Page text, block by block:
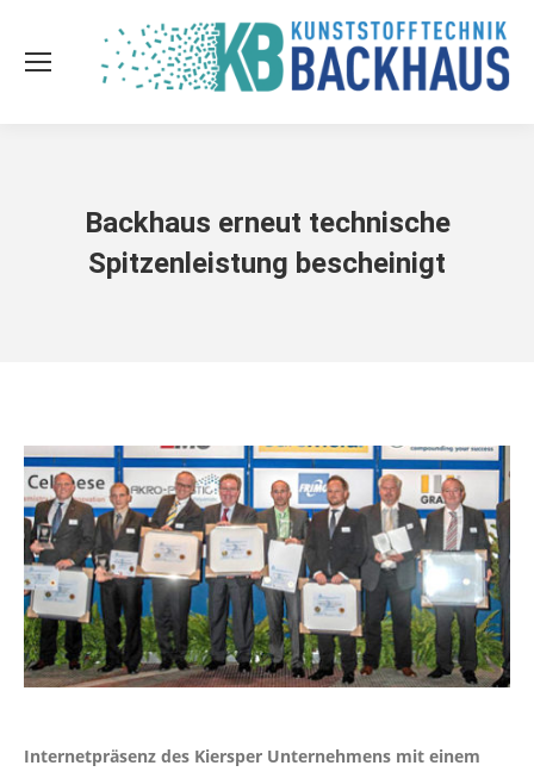
Backhaus erneut technische
Spitzenleistung bescheinigt
Internetpräsenz des Kiersper Unternehmens mit einem